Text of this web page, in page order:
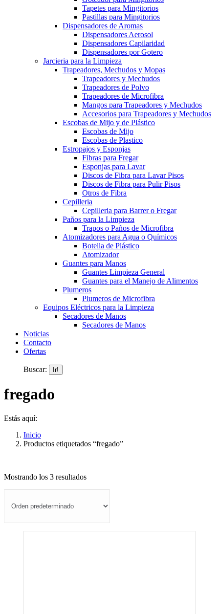
Tapetes para Mingitorios
Pastillas para Mingitorios
Dispensadores de Aromas
Dispensadores Aerosol
Dispensadores Capilaridad
Dispensadores por Gotero
Jarcieria para la Limpieza
Trapeadores, Mechudos y Mopas
Trapeadores y Mechudos
Trapeadores de Polvo
Trapeadores de Microfibra
Mangos para Trapeadores y Mechudos
Accesorios para Trapeadores y Mechudos
Escobas de Mijo y de Plástico
Escobas de Mijo
Escobas de Plastico
Estropajos y Esponjas
Fibras para Fregar
Esponjas para Lavar
Discos de Fibra para Lavar Pisos
Discos de Fibra para Pulir Pisos
Otros de Fibra
Cepilleria
Cepilleria para Barrer o Fregar
Paños para la Limpieza
Trapos o Paños de Microfibra
Atomizadores para Agua o Químicos
Botella de Plástico
Atomizador
Guantes para Manos
Guantes Limpieza General
Guantes para el Manejo de Alimentos
Plumeros
Plumeros de Microfibra
Equipos Eléctricos para la Limpieza
Secadores de Manos
Secadores de Manos
Noticias
Contacto
Ofertas
Buscar:
fregado
Estás aquí:
Inicio
Productos etiquetados “fregado”
Mostrando los 3 resultados